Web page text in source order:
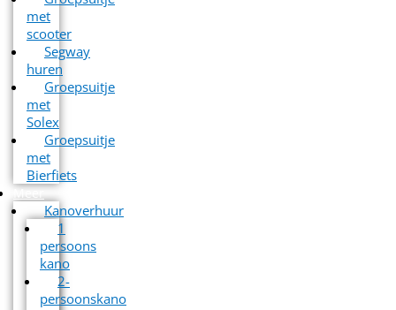
met
scooter
Segway
huren
Groepsuitje
met
Solex
Groepsuitje
met
Bierfiets
Meer
Kanoverhuur
1
persoons
kano
2-
persoonskano